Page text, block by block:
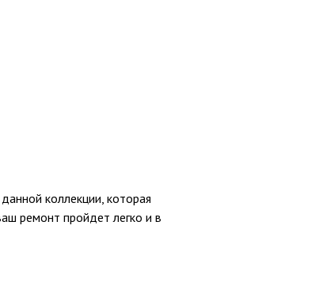
коллекции, которая
ремонт пройдет легко и в